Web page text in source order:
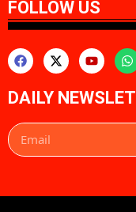
FOLLOW US
DAILY